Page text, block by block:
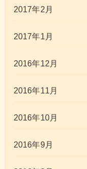
2017年2月
2017年1月
2016年12月
2016年11月
2016年10月
2016年9月